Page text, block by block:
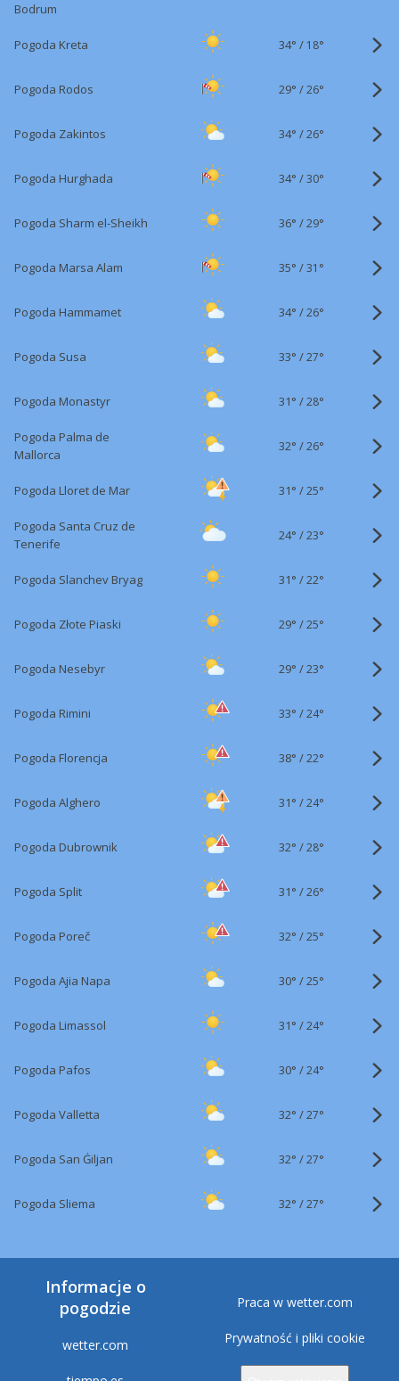
Bodrum
Pogoda Kreta 34° / 18°
Pogoda Rodos 29° /26°
Pogoda Zakintos 34° /26°
Pogoda Hurghada 34° /30°
Pogoda Sharm el-Sheikh 36° /29°
Pogoda Marsa Alam 35° /31°
Pogoda Hammamet 34° /26°
Pogoda Susa 33° /27°
Pogoda Monastyr 31° /28°
Pogoda Palma de
Mallorca
32° /26°
Pogoda Lloret de Mar 31° /25°
Pogoda Santa Cruz de
Tenerife
24° /23°
Pogoda Slanchev Bryag 31° /22°
Pogoda Złote Piaski 29° /25°
Pogoda Nesebyr 29° /23°
Pogoda Rimini 33° /24°
Pogoda Florencja 38° /22°
Pogoda Alghero 31° /24°
Pogoda Dubrownik 32° /28°
Pogoda Split 31° /26°
Pogoda Poreč 32° /25°
Pogoda Ajia Napa 30° /25°
Pogoda Limassol 31° /24°
Pogoda Pafos 30° /24°
Pogoda Valletta 32° /27°
Pogoda San Ġiljan 32° /27°
Pogoda Sliema 32° /27°
Informacje o
pogodzie
wetter.com
Praca w wetter.com
Prywatność i pliki cookie